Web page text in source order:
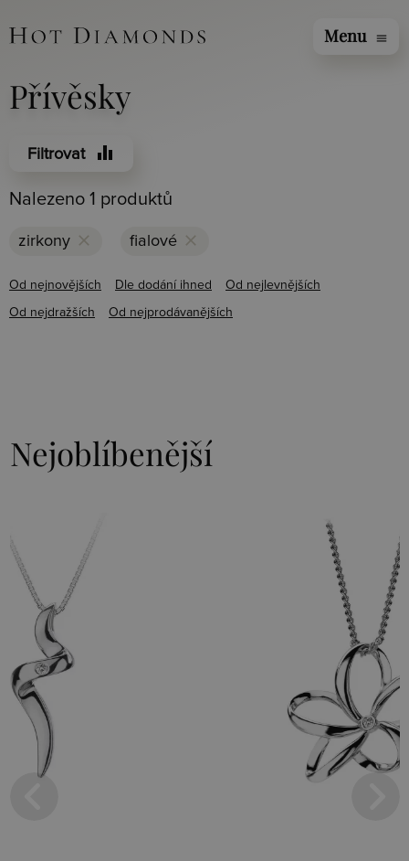
Menu menu
Přívěsky
Filtrovat equalizer
Nalezeno 1 produktů
zirkony clear fialové clear
Od nejnovějších Dle dodání ihned Od nejlevnějších
Od nejdražších Od nejprodávanějších
Nejoblíbenější